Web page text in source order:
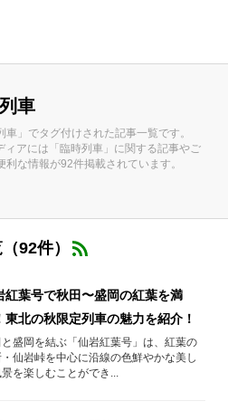
車
車」でタグ付けされた記事一覧です。
ィアには「臨時列車」に関する記事やご
利な情報が92件掲載されています。
92件）
紅葉号で秋田〜盛岡の紅葉を満
東北の秋限定列車の魅力を紹介！
盛岡を結ぶ「仙岩紅葉号」は、紅葉の
仙岩峠を中心に沿線の色鮮やかな美し
を楽しむことができ...